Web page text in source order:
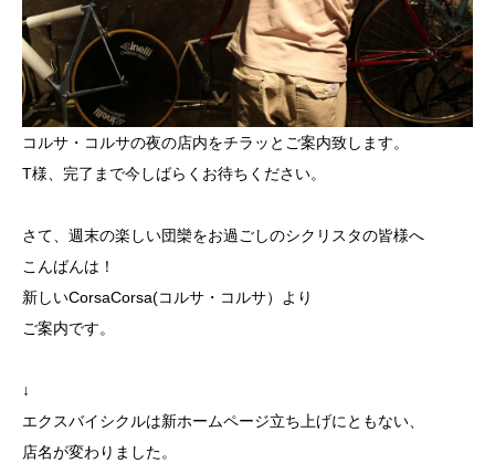
コルサ・コルサの夜の店内をチラッとご案内致します。
T様、完了まで今しばらくお待ちください。
さて、週末の楽しい団欒をお過ごしのシクリスタの皆様へ
こんばんは！
新しいCorsaCorsa(コルサ・コルサ）より
ご案内です。
↓
エクスバイシクルは新ホームページ立ち上げにともない、
店名が変わりました。